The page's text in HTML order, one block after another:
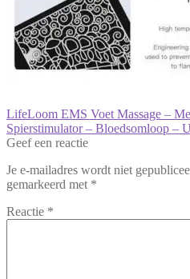
Bericht
navigatie
Vorig
bericht:
LifeLoom EMS Voet Massage –
Spierstimulator – Bloedsomloop –
Geef een reactie
Je e-mailadres wordt niet
gemarkeerd met *
Reactie *